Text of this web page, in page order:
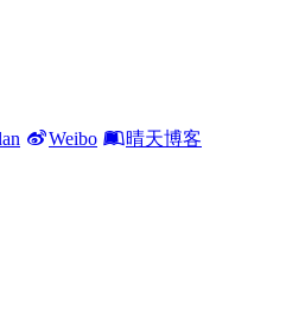
Weibo 晴天博客